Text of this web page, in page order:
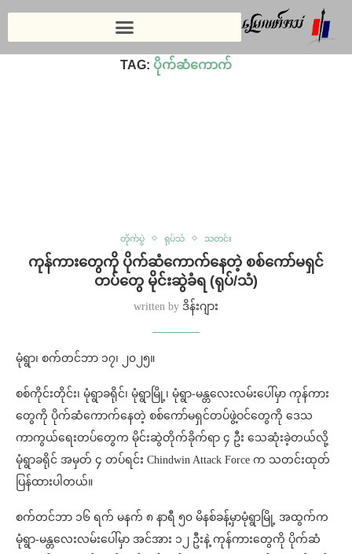
ပိုက်ဆံကောက်
TAG: ပိုက်ဆံကောက်
တိုက်ပွဲ ရုပ်သံ သတင်း
ကုန်ကားတွေကို ပိုက်ဆံကောက်နေတဲ့ စစ်ကော်မရှင်
တပ်တွေ မိုင်းဆွဲခံရ (ရုပ်/သံ)
written by ဒိန်းဂျား
မုံရွာ၊ စက်တင်ဘာ ၁၇၊ ၂၀၂၅။
စစ်ကိုင်းတိုင်း၊ မုံရွာခရိုင်၊ မုံရွာမြို့၊ မုံရွာ-မန္တလေးလမ်းပေါ်မှာ ကုန်ကား
တွေကို ပိုက်ဆံကောက်‌နေတဲ့ စစ်ကော်မရှင်တပ်ဖွဲ့ဝင်တွေကို ဒေသ
ကာကွယ်ရေးတပ်တွေက မိုင်းဆွဲတိုက်ခိုက်ရာ ၄ ဦး သေဆုံးခဲ့တယ်လို့
မုံရွာခရိုင် အမှတ် ၄ တပ်ရင်း Chindwin Attack Force က သတင်းထုတ်
ပြန်ထားပါတယ်။
စက်တင်ဘာ ၁၆ ရက် မနက် ၈ နာရီ ၅၀ မိနစ်ခန့်မှာမုံရွာမြို့ အထွက်က
မုံရွာ-မန္တလေးလမ်းပေါ်မှာ အင်အား ၁၂ ဦးနဲ့ ကုန်ကားတွေကို ပိုက်ဆံ